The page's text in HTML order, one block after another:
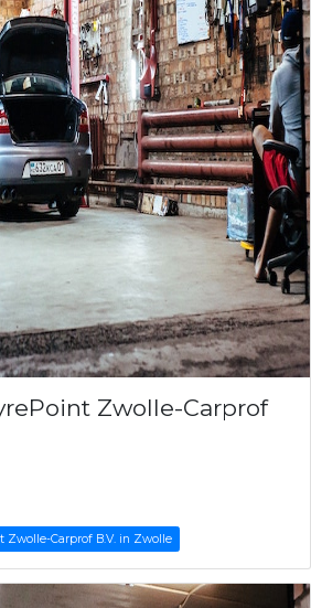
Zwolle-Carprof
Zwolle-Carprof B.V. in Zwolle